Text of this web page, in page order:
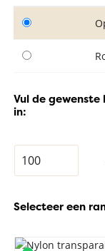
Vul de gewenste
in:
Selecteer een